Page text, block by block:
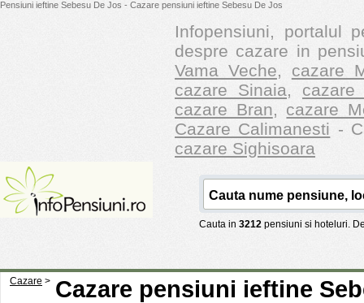
Pensiuni ieftine Sebesu De Jos - Cazare pensiuni ieftine Sebesu De Jos
Infopensiuni, portalul
despre cazare in
Vama Veche, cazare
cazare Sinaia, cazare
cazare Bran, cazare
Cazare Calimanesti -
cazare Sighisoara
Cauta in 3212 pensiuni si hoteluri.
Cazare > Cazare pensiuni ieftine